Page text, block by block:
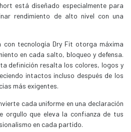
está diseñado especialmente para
rendimiento de alto nivel con una
con tecnología Dry Fit otorga máxima
en cada salto, bloqueo y defensa.
definición resalta los colores, logos y
intactos incluso después de los
más exigentes.
cada uniforme en una declaración
orgullo que eleva la confianza de tus
en cada partido.